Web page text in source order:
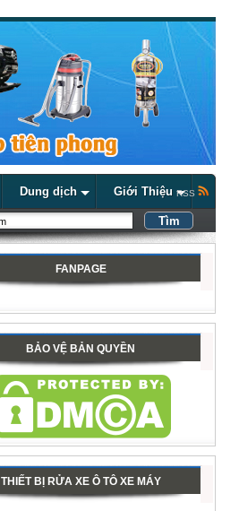
Dung dịch Giới Thiệu RSS
FANPAGE
BẢO VỆ BẢN QUYỀN
THIẾT BỊ RỬA XE Ô TÔ XE MÁY